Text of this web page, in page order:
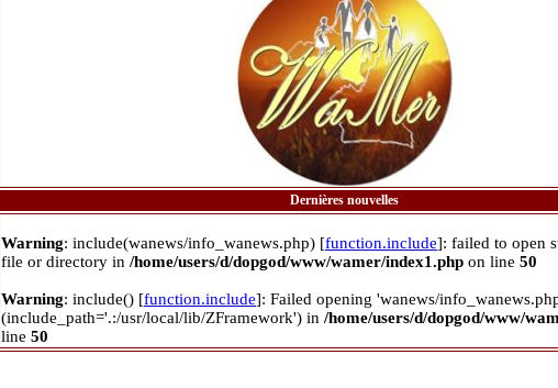
Dernières nouvelles
Warning: include(wanews/info_wanews.php) [function.include]: failed to open
file or directory in /home/users/d/dopgod/www/wamer/index1.php on line 50
Warning: include() [function.include]: Failed opening 'wanews/
(include_path='.:/usr/local/lib/ZFramework') in /home/users/d/dopgod/www/
line 50